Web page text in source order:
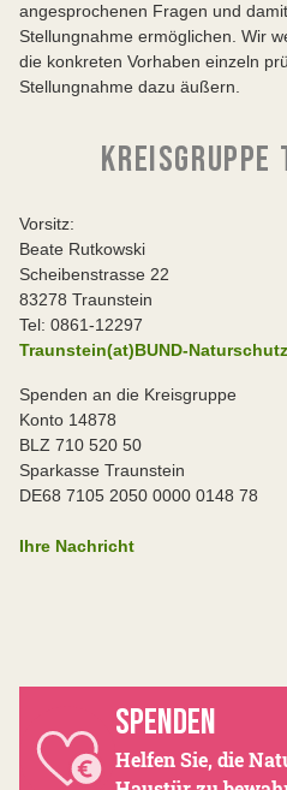
angesprochenen Fragen und
Stellungnahme ermöglichen. Wir
die konkreten Vorhaben einzeln
Stellungnahme dazu äußern.
KREISGRUPPE
Vorsitz:
Beate Rutkowski
Scheibenstrasse 22
83278 Traunstein
Tel: 0861-12297
Traunstein(at)BUND-
Spenden an die Kreisgruppe
Konto 14878
BLZ 710 520 50
Sparkasse Traunstein
DE68 7105 2050 0000 0148 78
Ihre Nachricht
SPENDEN
Helfen Sie, die